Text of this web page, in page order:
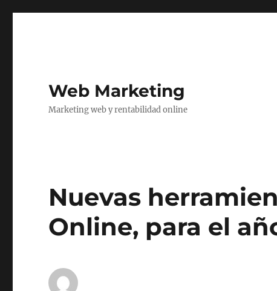
Web Marketing
Marketing web y rentabilidad online
Nuevas
Online, para el